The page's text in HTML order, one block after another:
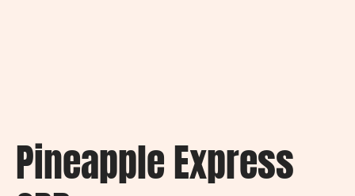
Pineapple Express